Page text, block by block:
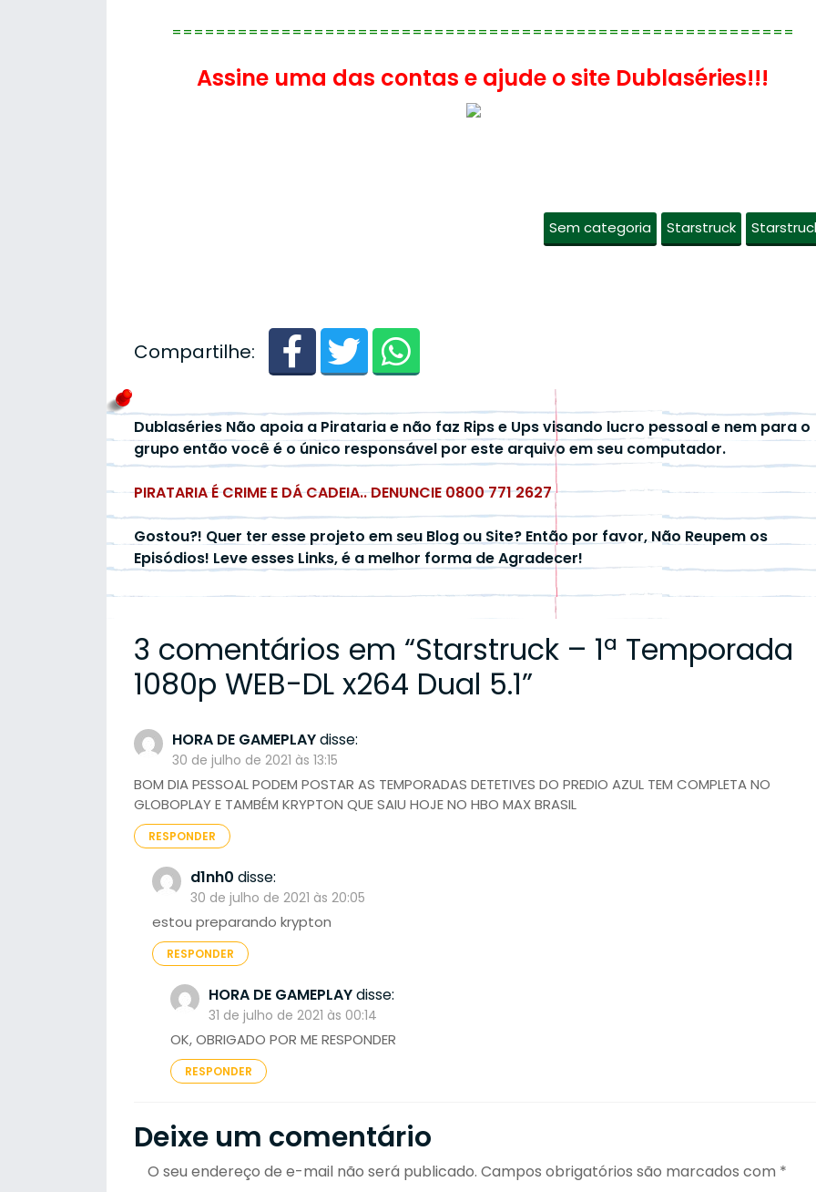
=========================================================
Assine uma das contas e ajude o site Dublaséries!!!
Sem categoria Starstruck
Compartilhe:
Dublaséries Não apoia a Pirataria e não faz Rips e Ups visando lucro pessoal e nem para o
grupo então você é o único responsável por este arquivo em seu computador.
PIRATARIA É CRIME E DÁ CADEIA.. DENUNCIE 0800 771 2627
Gostou?! Quer ter esse projeto em seu Blog ou Site? Então por favor, Não Reupem os
Episódios! Leve esses Links, é a melhor forma de Agradecer!
3 comentários em “Starstruck – 1ª Temporada
1080p WEB-DL x264 Dual 5.1”
HORA DE GAMEPLAYdisse:
30 de julho de 2021 às 13:15
BOM DIA PESSOAL PODEM POSTAR AS TEMPORADAS DETETIVES DO PREDIO AZUL TEM COMPLETA NO
GLOBOPLAY E TAMBÉM KRYPTON QUE SAIU HOJE NO HBO MAX BRASIL
RESPONDER
d1nh0 disse:
30 de julho de 2021 às 20:05
estou preparando krypton
RESPONDER
HORA DE GAMEPLAYdisse:
31 de julho de 2021 às 00:14
OK, OBRIGADO POR ME RESPONDER
RESPONDER
Deixe um comentário
O seu endereço de e-mail não será publicado. Campos obrigatórios são marcados com *